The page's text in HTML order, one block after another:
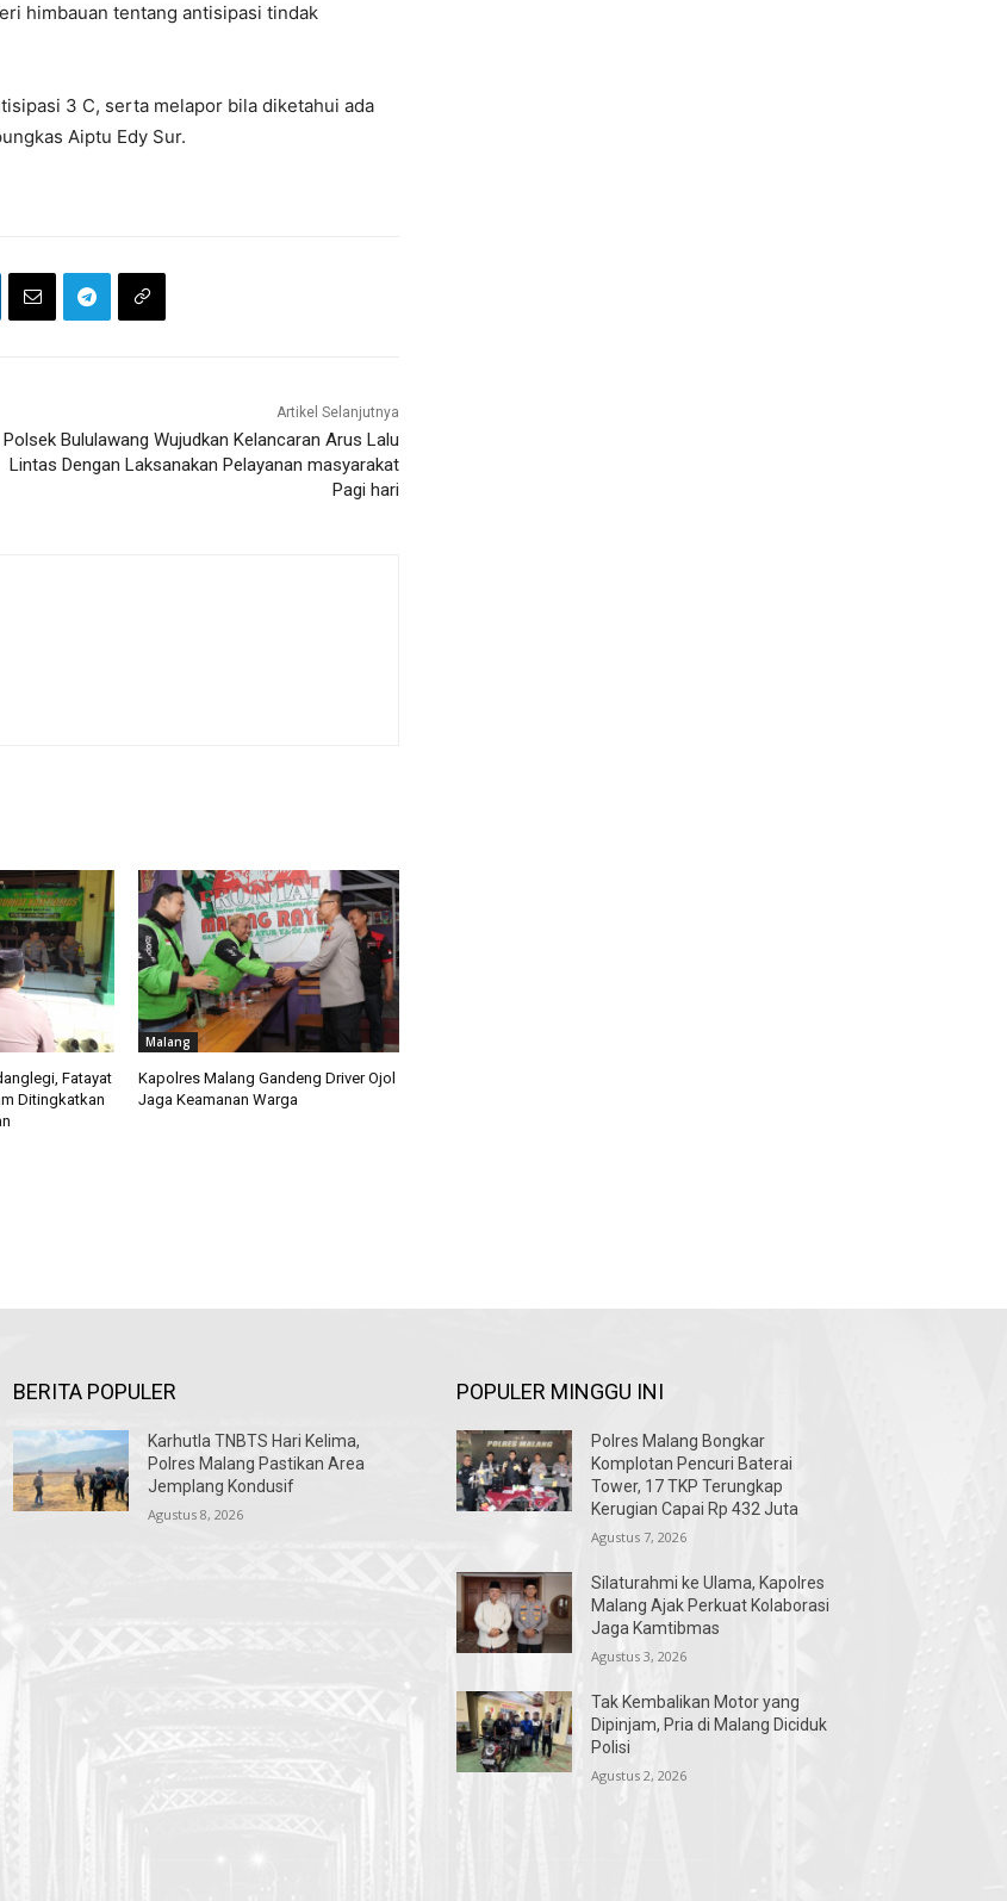
himbauan tentang antisipasi tindak
3 C, serta melapor bila diketahui ada
Aiptu Edy Sur.
Artikel Selanjutnya
Polsek Bululawang Wujudkan Kelancaran Arus Lalu
Lintas Dengan Laksanakan Pelayanan masyarakat
Pagi hari
Fatayat
Ditingkatkan
Malang
Kapolres Malang Gandeng Driver Ojol
Jaga Keamanan Warga
BERITA POPULER
Karhutla TNBTS Hari Kelima,
Polres Malang Pastikan Area
Jemplang Kondusif
Agustus 8, 2026
POPULER MINGGU INI
Polres Malang Bongkar
Komplotan Pencuri Baterai
Tower, 17 TKP Terungkap
Kerugian Capai Rp 432 Juta
Agustus 7, 2026
Silaturahmi ke Ulama, Kapolres
Malang Ajak Perkuat Kolaborasi
Jaga Kamtibmas
Agustus 3, 2026
Tak Kembalikan Motor yang
Dipinjam, Pria di Malang Diciduk
Polisi
Agustus 2, 2026